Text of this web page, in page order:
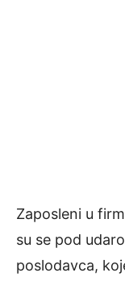
Zaposleni u
su se pod
poslodavca,